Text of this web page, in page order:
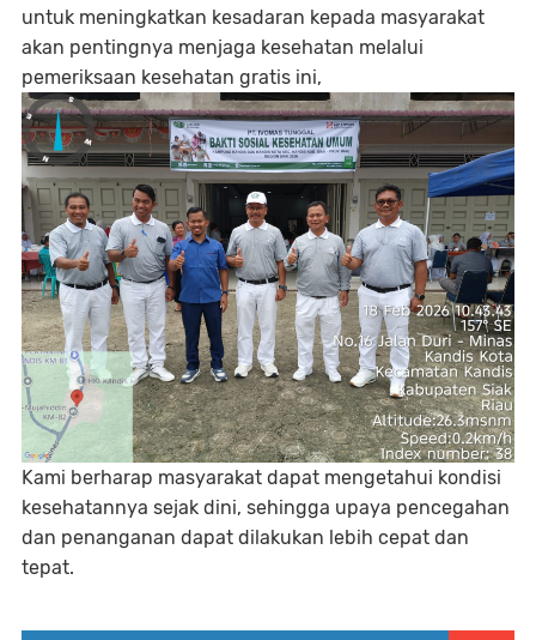
untuk meningkatkan kesadaran kepada masyarakat
akan pentingnya menjaga kesehatan melalui
pemeriksaan kesehatan gratis ini,
Kami berharap masyarakat dapat mengetahui kondisi
kesehatannya sejak dini, sehingga upaya pencegahan
dan penanganan dapat dilakukan lebih cepat dan
tepat.